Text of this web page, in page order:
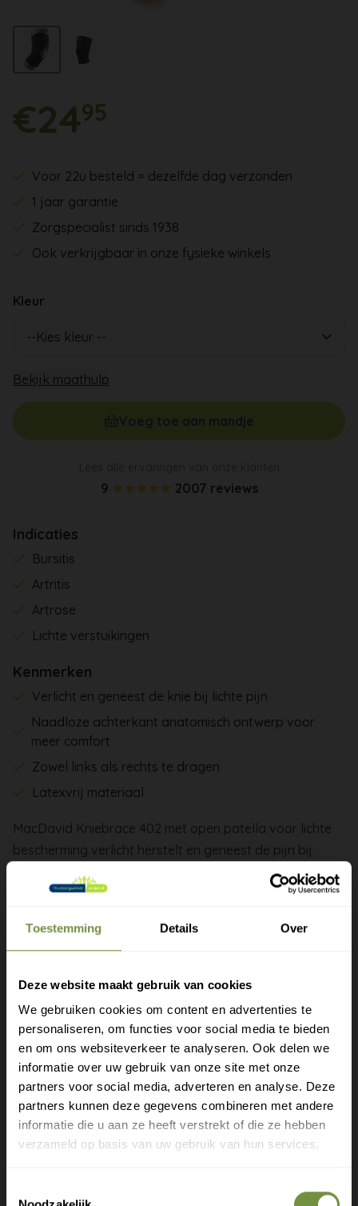
Toestemming Details Over
Deze website maakt gebruik van cookies
We gebruiken cookies om content en advertenties te
personaliseren, om functies voor social media te bieden
en om ons websiteverkeer te analyseren. Ook delen we
informatie over uw gebruik van onze site met onze
partners voor social media, adverteren en analyse. Deze
partners kunnen deze gegevens combineren met andere
informatie die u aan ze heeft verstrekt of die ze hebben
verzameld op basis van uw gebruik van hun services.
€2495
Voor 22u besteld = dezelfde dag verzonden
1 jaar garantie
Zorgspecialist sinds 1938
Ook verkrijgbaar in onze fysieke winkels
Kleur
Bekijk maathulp
9 2007 reviews
Indicaties
Bursitis
Artritis
Artrose
Lichte verstuikingen
Kenmerken
Verlicht en geneest de knie bij lichte pijn
Naadloze achterkant anatomisch ontwerp voor
meer comfort
Zowel links als rechts te dragen
Latexvrij materiaal
MacDavid Kniebrace 402 met open patella voor lichte
bescherming verlicht herstelt en geneest de pijn bij
tendinitis bursitis artritis andere knieblessures. De
opening bij de knieschijf zorgt ervoor dat de druk op de
links als rechts te dragen.
Maatvoering: S t/m XXL
Bepaal uw maat door de omvang van de knie ter
hoogte van de knieschijf te meten. Zie ook de
maattabel rechtsbovenin.
Heeft u een vraag of advies
Gratis verzending?
Laat je e-mail achter.
Meld je aan voor onze nieuwsbrief en
ontvang direct een gratis verzending